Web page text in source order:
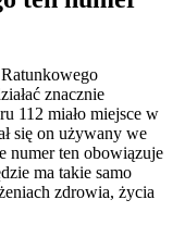
znacznie
112 miało miejsce w
się on używany we
numer ten obowiązuje
ma takie samo
zdrowia, życia